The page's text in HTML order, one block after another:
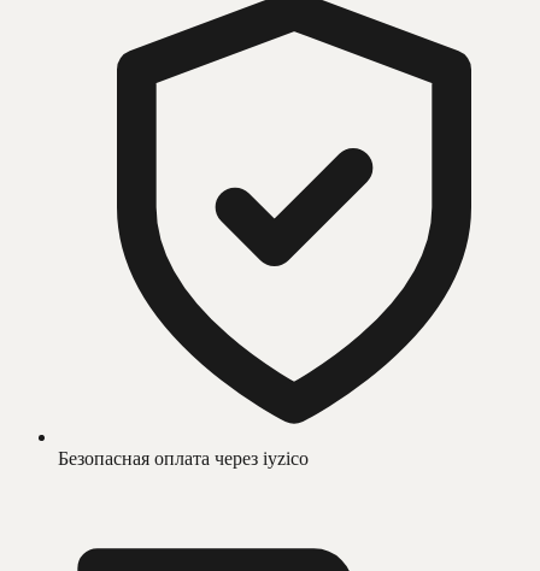
Безопасная оплата через iyzico